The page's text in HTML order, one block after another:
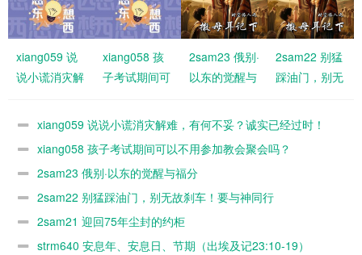
xiang059 说
说小谎消灾解
xiang058 孩
子考试期间可
会聚会吗？
2sam23 俄别·
以东的觉醒与
2sam22 别猛
踩油门，别无
神同行
xiang059 说说小谎消灾解难，有何不妥？诚实已经过时！
xiang058 孩子考试期间可以不用参加教会聚会吗？
2sam23 俄别·以东的觉醒与福分
2sam22 别猛踩油门，别无故刹车！要与神同行
2sam21 迎回75年尘封的约柜
strm640 安息年、安息日、节期（出埃及记23:10-19）